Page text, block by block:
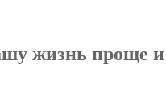
жизнь проще и